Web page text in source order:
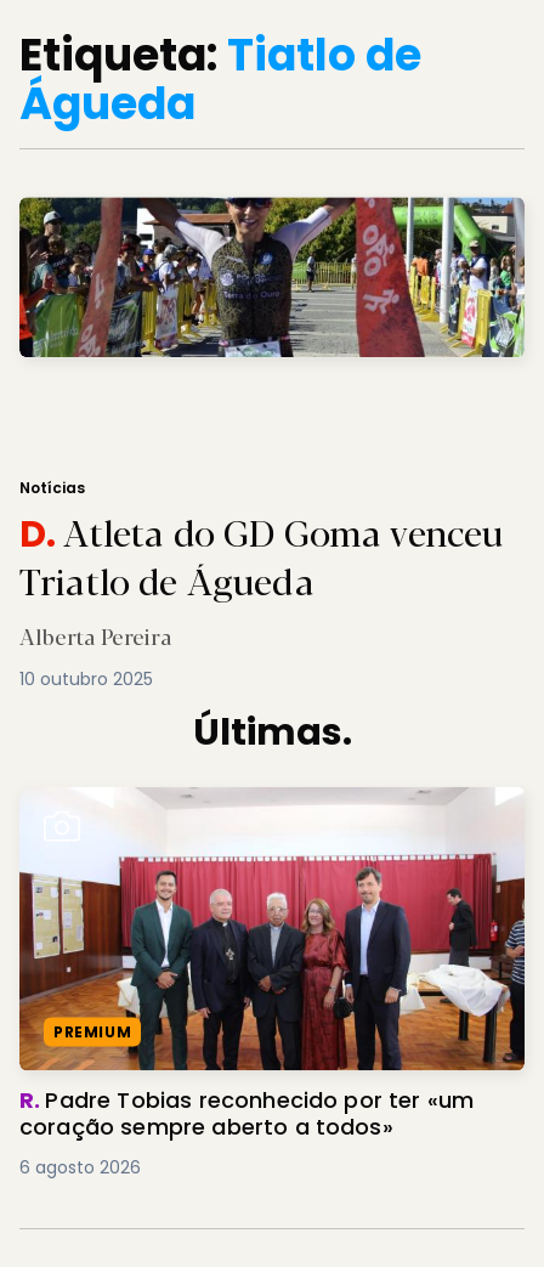
Etiqueta:Tiatlo de
Águeda
Notícias
D.Atleta do GD Goma venceu
Triatlo de Águeda
Alberta Pereira
10 outubro 2025
Últimas.
PREMIUM
R. Padre Tobias reconhecido por ter «um
coração sempre aberto a todos»
6 agosto 2026